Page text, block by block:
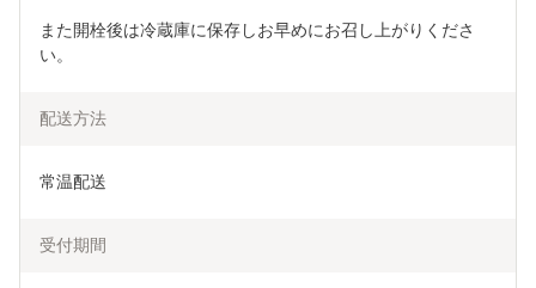
また開栓後は冷蔵庫に保存しお早めにお召し上がりくださ
い。
配送方法
常温配送
受付期間